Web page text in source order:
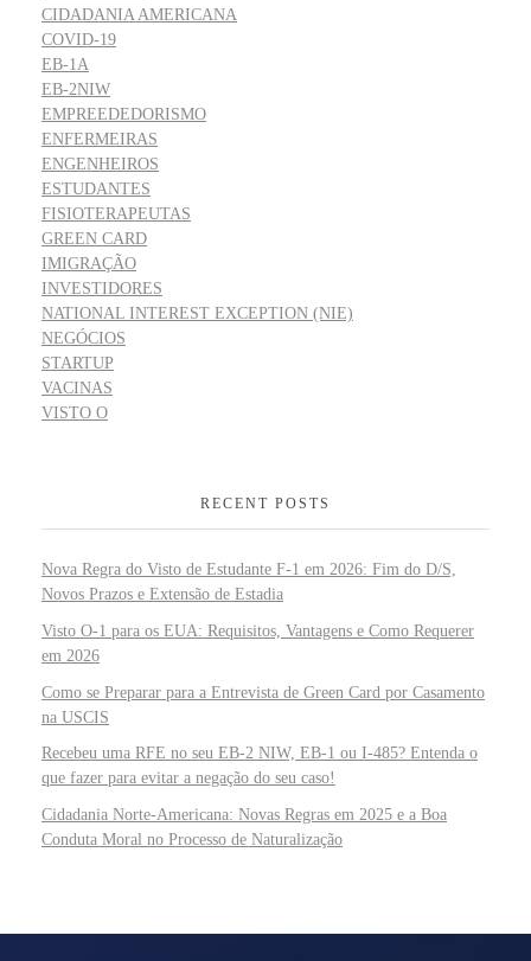
CIDADANIA AMERICANA
COVID-19
EB-1A
EB-2NIW
EMPREEDEDORISMO
ENFERMEIRAS
ENGENHEIROS
ESTUDANTES
FISIOTERAPEUTAS
GREEN CARD
IMIGRAÇÃO
INVESTIDORES
NATIONAL INTEREST EXCEPTION (NIE)
NEGÓCIOS
STARTUP
VACINAS
VISTO O
RECENT POSTS
Nova Regra do Visto de Estudante F-1 em 2026: Fim do D/S,
Novos Prazos e Extensão de Estadia
Visto O-1 para os EUA: Requisitos, Vantagens e Como Requerer
em 2026
Como se Preparar para a Entrevista de Green Card por Casamento
na USCIS
Recebeu uma RFE no seu EB-2 NIW, EB-1 ou I-485? Entenda o
que fazer para evitar a negação do seu caso!
Cidadania Norte-Americana: Novas Regras em 2025 e a Boa
Conduta Moral no Processo de Naturalização